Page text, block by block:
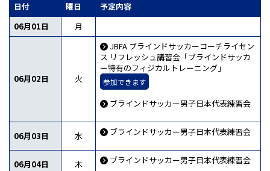
日付 曜日
予定内容
06月01日
月
06月02日 火
JBFA ブラインドサッカーコーチライセン
ス リフレッシュ講習会「ブラインドサッカ
ー特有のフィジカルトレーニング」
参加できます
ブラインドサッカー男子日本代表練習会
06月03日 水 ブラインドサッカー男子日本代表練習会
06月04日 木 ブラインドサッカー男子日本代表練習会